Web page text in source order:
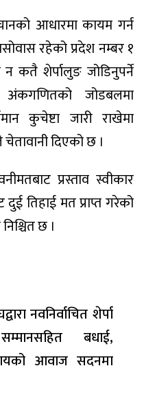
आधारमा कायम गर्न
रहेको प्रदेश नम्बर १
कतै शेर्पालुङ जोडिनुपर्ने
जोडबलमा
कुचेष्टा जारी राखेमा
दिएको छ ।
प्रस्ताव स्वीकार
तिहाई मत प्राप्त गरेको
छ ।
नवनिर्वाचित शेर्पा
बधाई,
आवाज सदनमा